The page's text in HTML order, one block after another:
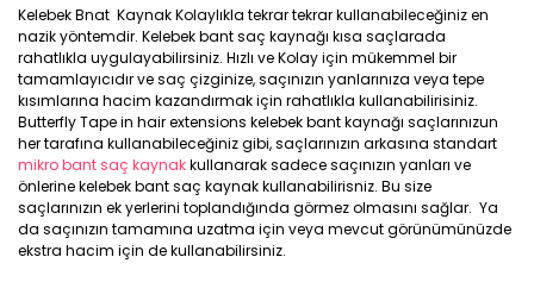
Kelebek Bnat Kaynak Kolaylıkla tekrar tekrar kullanabileceğiniz en
nazik yöntemdir. Kelebek bant saç kaynağı kısa saçlarada
rahatlıkla uygulayabilirsiniz. Hızlı ve Kolay için mükemmel bir
tamamlayıcıdır ve saç çizginize, saçınızın yanlarınıza veya tepe
kısımlarına hacim kazandırmak için rahatlıkla kullanabilirisiniz.
Butterfly Tape in hair extensions kelebek bant kaynağı saçlarınızun
her tarafına kullanabileceğiniz gibi, saçlarınızın arkasına standart
mikro bant saç kaynakkullanarak sadece saçınızın yanları ve
önlerine kelebek bant saç kaynak kullanabilirisniz. Bu size
saçlarınızın ek yerlerini toplandığında görmez olmasını sağlar. Ya
da saçınızın tamamına uzatma için veya mevcut görünümünüzde
ekstra hacim için de kullanabilirsiniz.